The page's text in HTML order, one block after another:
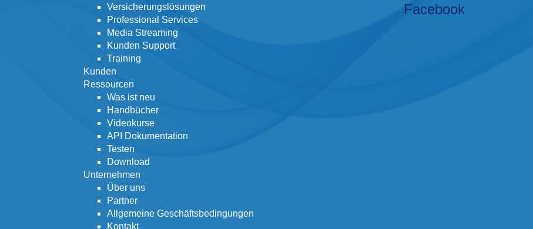
Versicherungslösungen
Professional Services
Media Streaming
Kunden Support
Training
Kunden
Ressourcen
Was ist neu
Handbücher
Videokurse
API Dokumentation
Testen
Download
Unternehmen
Über uns
Partner
Allgemeine Geschäftsbedingungen
Kontakt
Facebook